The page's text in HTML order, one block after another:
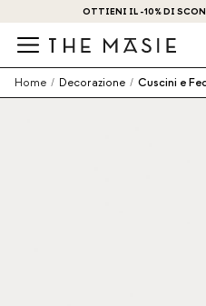
OTTIENI IL -10% DI
Home / Decorazione / Cuscini e